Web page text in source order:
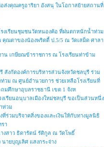
ส่งคุณครูอาริยา อังสนุ ในโอกาสย้ายสถานที่
รงเรียนชุมชนวัดหนองค้อ ที่ฝนตกหนักน้ำท่วม
คุณตาของน้องพริตตี้ ป.5/5 ณ วัดเสม็ด ศาลา
น เกษียณข้าราชการ ณ โรงเรียนท่าข้าม
สังกัดองค์การบริหารส่วนจังหวัดชลบุรี ร่วม
วม ณ ศูนย์อำนวยการ ช่วยเหลือโรงเรียนที่
มศึกษาอุบลราชธานี เขต 1 จังห
งเรียนอนุบาลเมืองใหม่ชลบุรี ขอเป็นส่วนหนึ่ง
ท่วม
ร่วมบริจาคสิ่งของและเงินให้กับทางมูลนิธิ
รา
งสาว ธิดารัตน์ รัติกูล ณ วัดโพธิ์
ายบุญเลิศ แสงกระจ่าง